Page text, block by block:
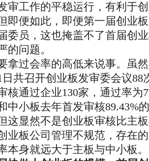
审工作的平稳运行，有利于
即便如此，即便第一届创业
委员，这也掩盖不了首届创
的问题。
过会率的高低来说事。虽然
日共召开创业板发审委会议88
核通过企业130家，通过率为
中小板去年首发审核89.43%
这显然不是创业板审核比主
业板公司管理不规范，存在
本身就远大于主板与中小板。